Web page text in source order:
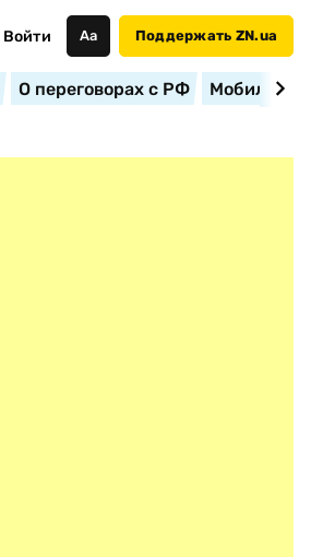
Войти Аа Поддержать ZN.ua
О переговорах с РФ